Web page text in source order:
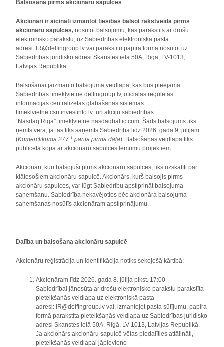
Balsošana pirms akcionāru sapulces
Akcionāri ir aicināti izmantot tiesības balsot rakstveidā pirms
akcionāru sapulces, nosūtot balsojumu, kas parakstīts ar drošu
elektronisko parakstu, uz Sabiedrības elektroniskā pasta
adresi: IR@delfingroup.lv vai parakstītu papīra formā nosūtot uz
Sabiedrības juridisko adresi Skanstes ielā 50A, Rīgā, LV-1013,
Latvijas Republikā.
Balsošanai jāizmanto balsojuma veidlapa, kas būs pieejama
Sabiedrības tīmekļvietnē delfingroup.lv, oficiālās regulētās
informācijas centralizētās glabāšanas sistēmas
tīmekļvietnē csri.investinfo.lv un akciju sabiedrības
“Nasdaq Riga” tīmekļvietnē nasdaqbaltic.com. Šāds balsojums tiks
ņemts vērā, ja tas tiks saņemts Sabiedrībā līdz 2026. gada 9. jūlijam
(Komerclikuma 277.1 panta pirmā daļa). Balsošanas veidlapa tiks
publicēta kopā ar akcionāru sapulces lēmumu projektiem.
Akcionāri, kuri balsojuši pirms akcionāru sapulces, tiks uzskatīti par
klātesošiem akcionāru sapulcē. Akcionārs, kurš balsojis pirms
akcionāru sapulces, var lūgt Sabiedrību apstiprināt balsojuma
saņemšanu. Sabiedrība nekavējoties pēc akcionāra balsojuma
saņemšanas nosūtīs akcionāram apstiprinājumu.
Dalība un balsošana akcionāru sapulcē
Akcionāru reģistrācija un identifikācija notiks sekojošā kārtībā:
Akcionāram līdz 2026. gada 8. jūlija plkst. 17:00
Sabiedrībai jānosūta ar drošu elektronisko parakstu parakstīta
pieteikšanās veidlapa uz elektroniskā pasta
adresi: IR@delfingroup.lv vai, izmantojot pasta sūtījumu, papīra
formā parakstīta pieteikšanās veidlapa uz Sabiedrības juridisko
adresi Skanstes ielā 50A, Rīgā, LV-1013, Latvijas Republikā.
Ja akcionārs akcionāru sapulcē vēlas piedalīties attālināti,
pieteikšanās veidlapai jāpievieno